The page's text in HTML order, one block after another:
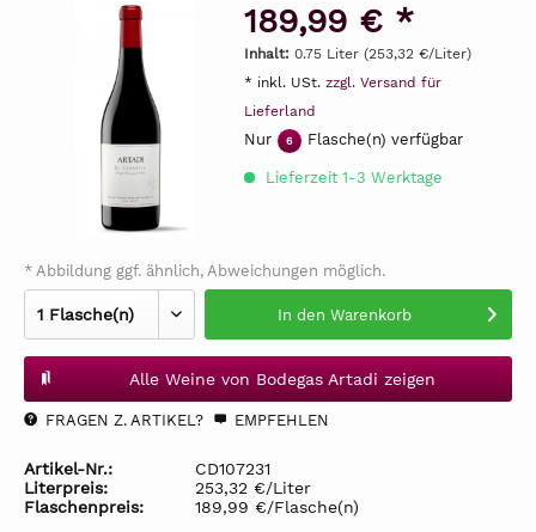
189,99 € *
Inhalt: 0.75 Liter (253,32 €/Liter)
* inkl. USt. zzgl. Versand für
Lieferland
Nur 6 Flasche(n) verfügbar
Lieferzeit 1-3 Werktage
* Abbildung ggf. ähnlich, Abweichungen möglich.
In den Warenkorb
Alle Weine von Bodegas Artadi zeigen
FRAGEN Z. ARTIKEL? EMPFEHLEN
Artikel-Nr.:
CD107231
Literpreis:
253,32 €/Liter
Flaschenpreis:
189,99 €/Flasche(n)